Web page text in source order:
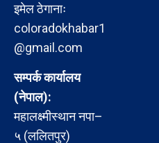
इमेल ठेगानाः
coloradokhabar1
@gmail.com
सम्पर्क कार्यालय
(नेपाल):
महालक्ष्मीस्थान नपा–
५ (ललितपुर)